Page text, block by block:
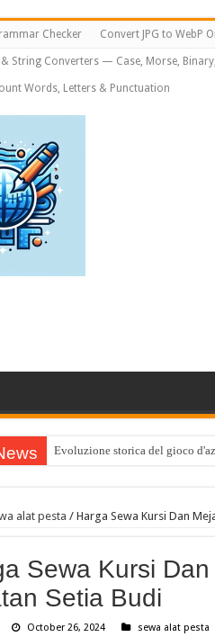
Checker Convert JPG to WebP
& String Converters — Case, Morse,
Words, Letters & Punctuation
Evoluzione storica del gioco
alat pesta / Harga Sewa Kursi Dan
Sewa Kursi
Setia Budi
October 26, 2024 sewa alat pesta